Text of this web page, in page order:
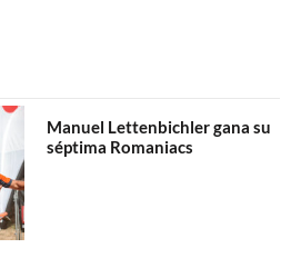
Manuel Lettenbichler gana su
séptima Romaniacs